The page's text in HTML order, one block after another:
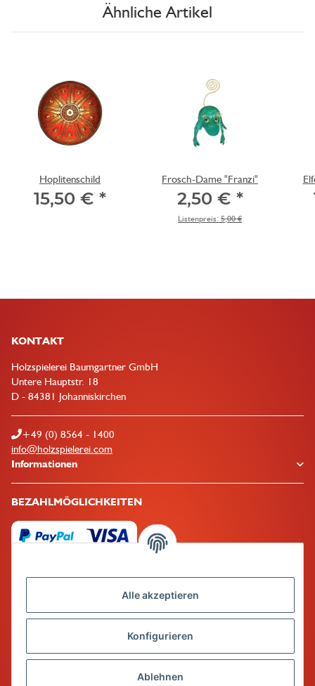
Alle akzeptieren
Konfigurieren
Ablehnen
Ähnliche Artikel
Hoplitenschild
15,50 € *
Frosch-Dame "Franzi"
2,50 € *
Listenpreis: 5,00 €
KONTAKT
Holzspielerei Baumgartner GmbH
Untere Hauptstr. 18
D - 84381 Johanniskirchen
+49 (0) 8564 - 1400
info@holzspielerei.com
Informationen
BEZAHLMÖGLICHKEITEN